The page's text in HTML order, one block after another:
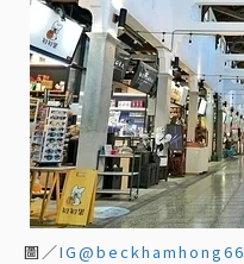
圖／IG@beckhamhong66